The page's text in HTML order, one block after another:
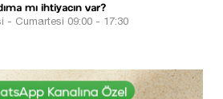
mı ihtiyacın var?
- Cumartesi 09:00 - 17:30